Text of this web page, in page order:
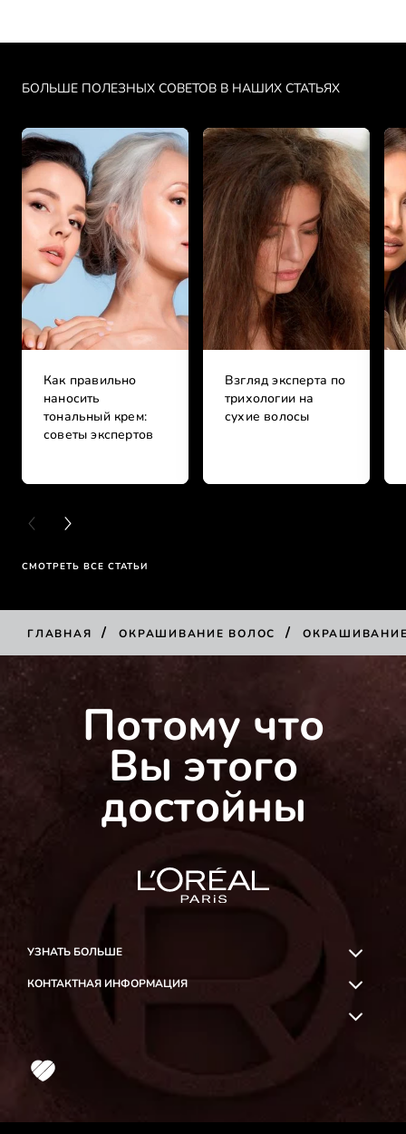
БОЛЬШЕ ПОЛЕЗНЫХ СОВЕТОВ В НАШИХ СТАТЬЯХ
Как правильно
наносить
тональный крем:
советы экспертов
Взгляд эксперта по
трихологии на
сухие волосы
PREVIOUS CARD
NEXT CARD
СМОТРЕТЬ ВСЕ СТАТЬИ
ГЛАВНАЯ / ОКРАШИВАНИЕ ВОЛОС /
Потому что
Вы этого
достойны
УЗНАТЬ БОЛЬШЕ
КОНТАКТНАЯ ИНФОРМАЦИЯ